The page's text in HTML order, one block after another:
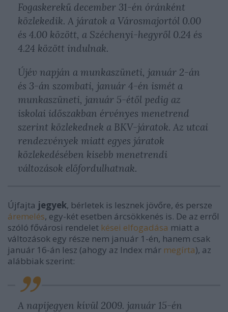
Fogaskerekű december 31-én óránként
közlekedik. A járatok a Városmajortól 0.00
és 4.00 között, a Széchenyi-hegyről 0.24 és
4.24 között indulnak.
Újév napján a munkaszüneti, január 2-án
és 3-án szombati, január 4-én ismét a
munkaszüneti, január 5-étől pedig az
iskolai időszakban érvényes menetrend
szerint közlekednek a BKV-járatok. Az utcai
rendezvények miatt egyes járatok
közlekedésében kisebb menetrendi
változások előfordulhatnak.
Újfajta jegyek, bérletek is lesznek jövőre, és persze
áremelés, egy-két esetben árcsökkenés is. De az erről
szóló fővárosi rendelet kései elfogadása miatt a
változások egy része nem január 1-én, hanem csak
január 16-án lesz (ahogy az Index már megírta), az
alábbiak szerint:
A napijegyen kívül 2009. január 15-én